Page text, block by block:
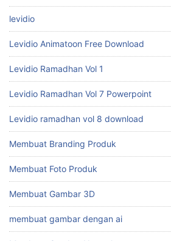
levidio
Levidio Animatoon Free Download
Levidio Ramadhan Vol 1
Levidio Ramadhan Vol 7 Powerpoint
Levidio ramadhan vol 8 download
Membuat Branding Produk
Membuat Foto Produk
Membuat Gambar 3D
membuat gambar dengan ai